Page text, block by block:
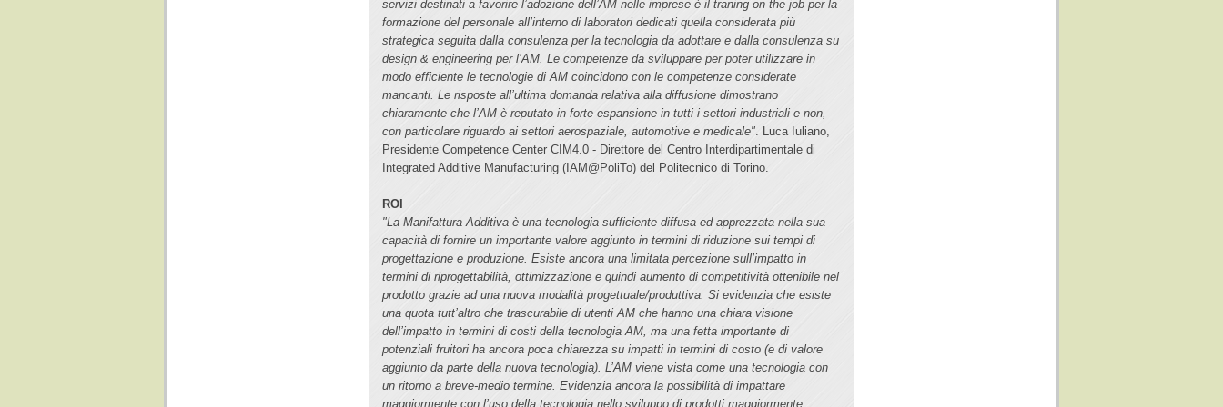
servizi destinati a favorire l’adozione dell’AM nelle imprese è il traning on the job per la
formazione del personale all’interno di laboratori dedicati quella considerata più
strategica seguita dalla consulenza per la tecnologia da adottare e dalla consulenza su
design & engineering per l’AM. Le competenze da sviluppare per poter utilizzare in
modo efficiente le tecnologie di AM coincidono con le competenze considerate
mancanti. Le risposte all’ultima domanda relativa alla diffusione dimostrano
chiaramente che l’AM è reputato in forte espansione in tutti i settori industriali e non,
con particolare riguardo ai settori aerospaziale, automotive e medicale". Luca Iuliano,
Presidente Competence Center CIM4.0 - Direttore del Centro Interdipartimentale di
Integrated Additive Manufacturing (IAM@PoliTo) del Politecnico di Torino.
ROI
"La Manifattura Additiva è una tecnologia sufficiente diffusa ed apprezzata nella sua
capacità di fornire un importante valore aggiunto in termini di riduzione sui tempi di
progettazione e produzione. Esiste ancora una limitata percezione sull’impatto in
termini di riprogettabilità, ottimizzazione e quindi aumento di competitività ottenibile nel
prodotto grazie ad una nuova modalità progettuale/produttiva. Si evidenzia che esiste
una quota tutt’altro che trascurabile di utenti AM che hanno una chiara visione
dell’impatto in termini di costi della tecnologia AM, ma una fetta importante di
potenziali fruitori ha ancora poca chiarezza su impatti in termini di costo (e di valore
aggiunto da parte della nuova tecnologia). L’AM viene vista come una tecnologia con
un ritorno a breve-medio termine. Evidenzia ancora la possibilità di impattare
maggiormente con l’uso della tecnologia nello sviluppo di prodotti maggiormente